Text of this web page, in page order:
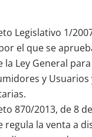
Legislativo 1/
el que se
Ley General
y Usuarios
870/2013, de 8
regula la venta a